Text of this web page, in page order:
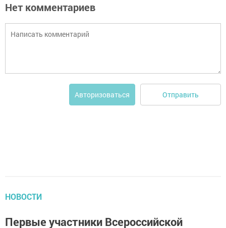
Нет комментариев
Авторизоваться Отправить
НОВОСТИ
Первые участники Всероссийской